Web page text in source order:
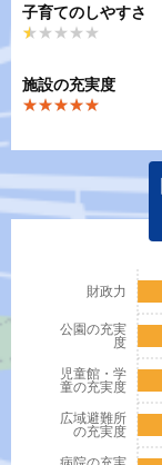
子育てのしやすさ
★★★★★
★★★★★
施設の充実度
★★★★★
★★★★★
広域避難所
の充実度
児童館・学
童の充実度
公園の充実
度
財政力